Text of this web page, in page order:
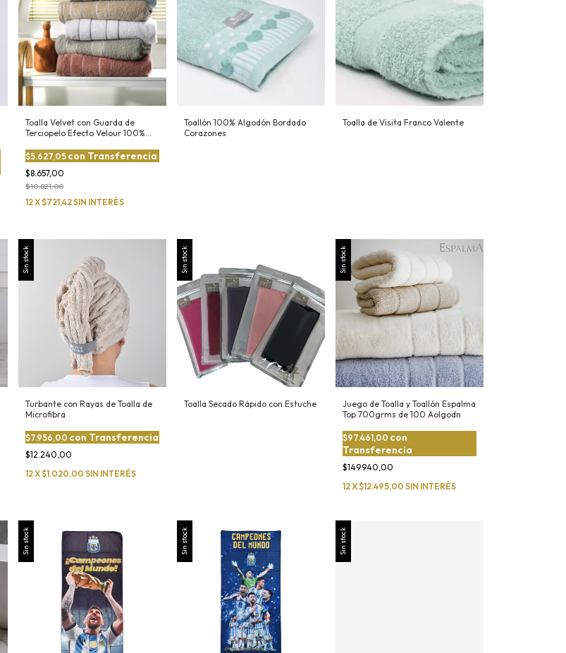
Toalla Velvet con Guarda de
Terciopelo Efecto Velour 100%
$8.657,00
$10.821,00
$5.627,05 con Transferencia
12X$721,42SIN INTERÉS
Toallón 100% Algodón Bordado
Corazones
Toalla de Visita Franco Valente
Sin stock
Turbante con Rayas de Toalla de
Microfibra
$12.240,00
$7.956,00 con Transferencia
12X$1.020,00 SIN INTERÉS
Sin stock
Toalla Secado Rápido con Estuche
Sin stock
Juego de Toalla y Toallón Espalma
Top 700grms de 100 Aolgodn
$149.940,00
$97.461,00 con
Transferencia
12X$12.495,00 SIN INTERÉS
Sin stock Sin stock Sin stock